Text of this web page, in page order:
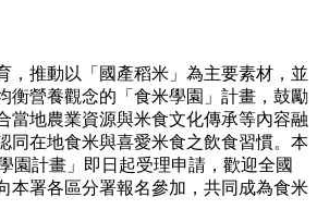
，推動以「國產稻米」為主要素材，並
衡營養觀念的「食米學園」計畫，鼓勵
當地農業資源與米食文化傳承等內容融
同在地食米與喜愛米食之飲食習慣。本
園計畫」即日起受理申請，歡迎全國
本署各區分署報名參加，共同成為食米